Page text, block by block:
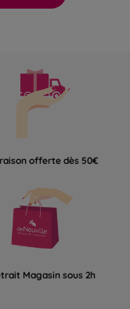
offerte dès 50€
Magasin sous 2h